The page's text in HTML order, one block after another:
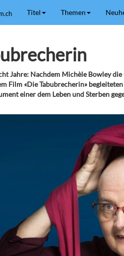
Titel Themen
Jahre: Nachdem Michèle Bowley
Film «Die Tabubrecherin»
einer dem Leben und Sterben